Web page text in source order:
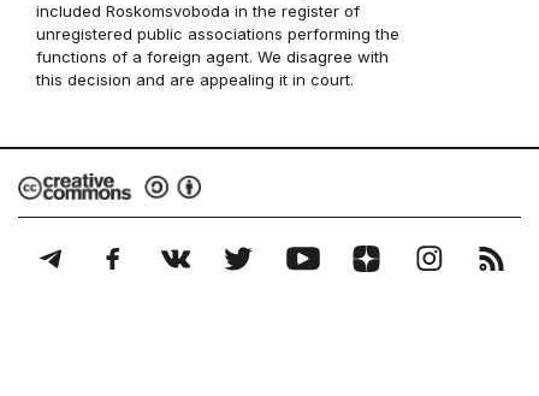
included Roskomsvoboda in the register of
unregistered public associations performing the
functions of a foreign agent. We disagree with
this decision and are appealing it in court.